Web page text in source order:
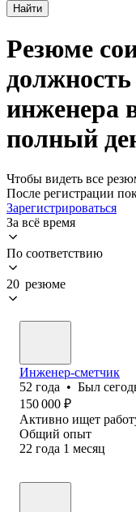
Найти
Резюме
должность
инженера
полный
Чтобы видеть все
После регистрации
Зарегистрироваться
За всё время
По соответствию
20 резюме
Инженер-сметчик
52 года • Был
150 000 ₽
Активно ищет
Общий опыт
22 года 1 месяц